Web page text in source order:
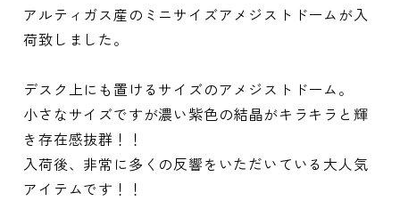
アルティガス産のミニサイズアメジストドームが入
荷致しました。
デスク上にも置けるサイズのアメジストドーム。
小さなサイズですが濃い紫色の結晶がキラキラと輝
き存在感抜群！！
入荷後、非常に多くの反響をいただいている大人気
アイテムです！！